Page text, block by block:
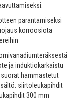
parantamiseksi
korroosiota
ja induktiokarkaistu
suorat hammastetut
siirtoleukapihdit
300 mm